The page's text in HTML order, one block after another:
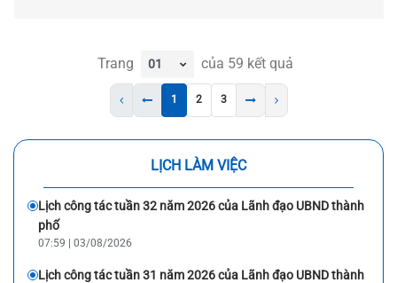
Trang của 59 kết quả
1 2 3
LỊCH LÀM VIỆC
Lịch công tác tuần 32 năm 2026 của Lãnh đạo UBND thành
phố
07:59 | 03/08/2026
Lịch công tác tuần 31 năm 2026 của Lãnh đạo UBND thành